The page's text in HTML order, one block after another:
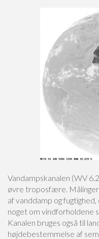
Vandampskanalen (WV
øvre troposfære.
af vanddamp og
noget om vindforholdene
Kanalen bruges også til
højdebestemmelse af